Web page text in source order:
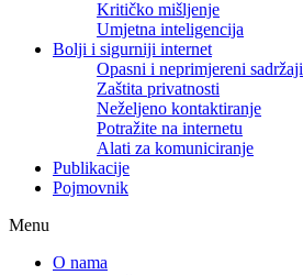
Kritičko mišljenje
Umjetna inteligencija
Bolji i sigurniji internet
Opasni i neprimjereni sadržaji
Zaštita privatnosti
Neželjeno kontaktiranje
Potražite na internetu
Alati za komuniciranje
Publikacije
Pojmovnik
Menu
O nama